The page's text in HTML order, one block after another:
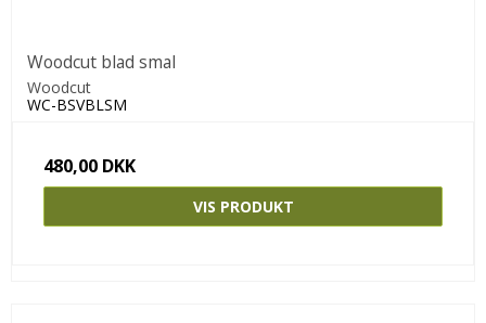
Woodcut blad smal
Woodcut
WC-BSVBLSM
480,00 DKK
VIS PRODUKT